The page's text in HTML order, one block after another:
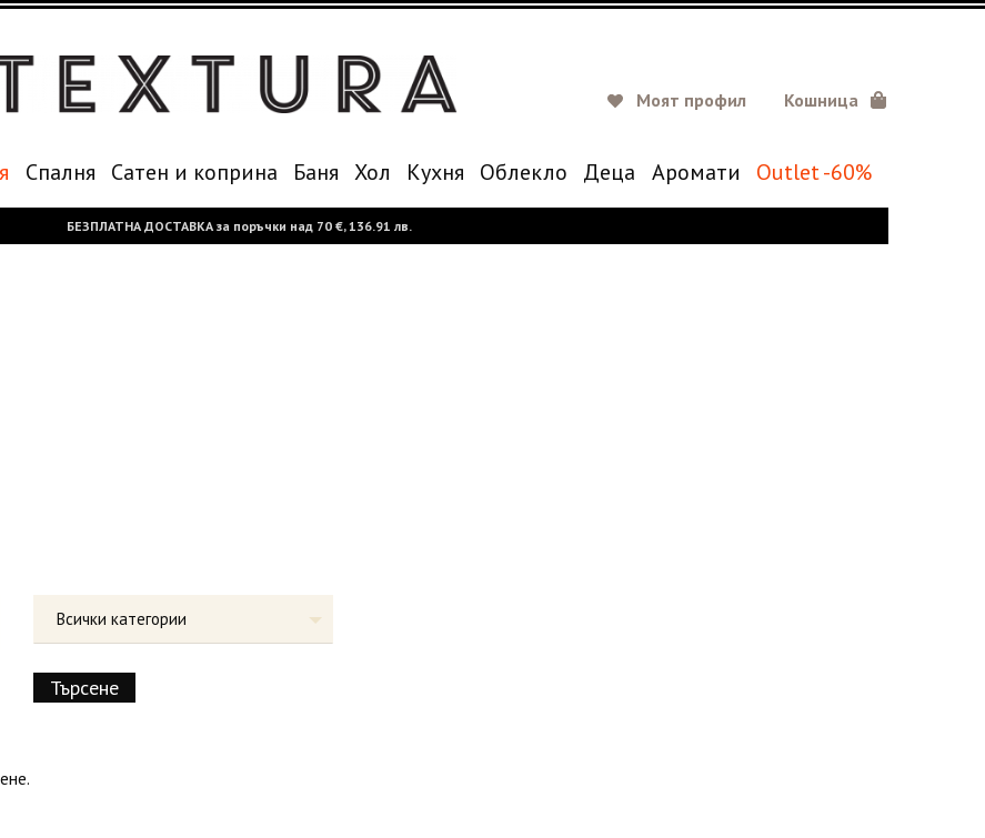
Моят профил Кошница
Спалня Сатен и коприна Баня Хол Кухня Oблекло Деца Аромати Outlet -60%
БЕЗПЛАТНА ДОСТАВКА за поръчки над 70 €,136.91 лв.
Всички категории